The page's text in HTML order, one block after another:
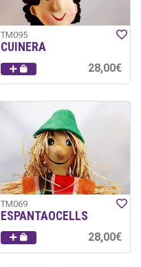
TM095
CUINERA
28,00€
TM069
ESPANTAOCELLS
28,00€